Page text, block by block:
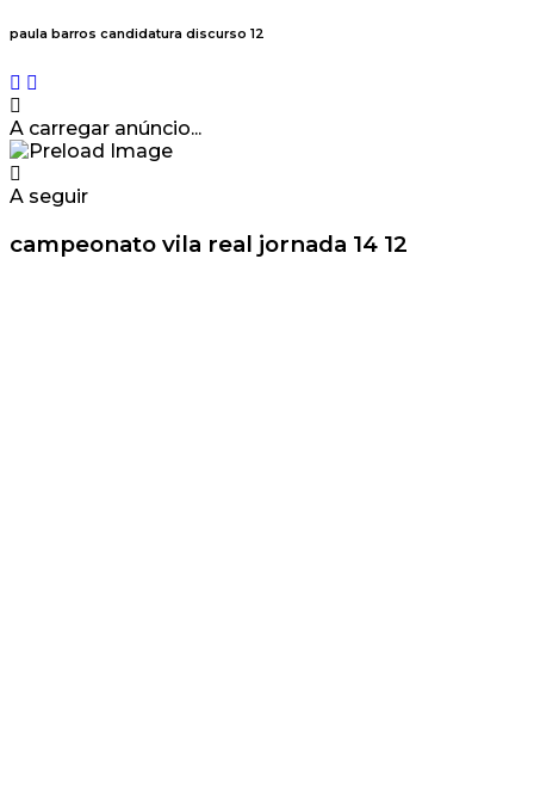
paula barros candidatura discurso 12
A carregar anúncio...
A seguir
campeonato vila real jornada 14 12